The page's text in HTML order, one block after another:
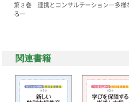
第３巻 連携とコンサルテーション―多様
る―
関連書籍